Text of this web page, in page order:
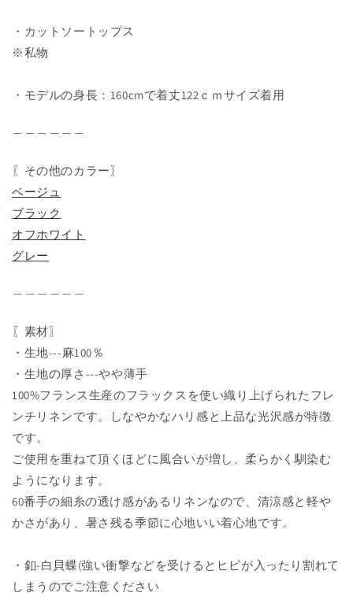
・カットソートップス
※私物
・モデルの身長：160cmで着丈122ｃｍサイズ着用
〖その他のカラー〗
ベージュ
ブラック
オフホワイト
グレー
〖素材〗
・生地---麻100％
・生地の厚さ---やや薄手
100%フランス生産のフラックスを使い織り上げられたフレ
ンチリネンです。しなやかなハリ感と上品な光沢感が特徴
です。
ご使用を重ねて頂くほどに風合いが増し、柔らかく馴染む
ようになります。
60番手の細糸の透け感があるリネンなので、清涼感と軽や
かさがあり、暑さ残る季節に心地いい着心地です。
・釦-白貝蝶(強い衝撃などを受けるとヒビが入ったり割れて
しまうのでご注意ください